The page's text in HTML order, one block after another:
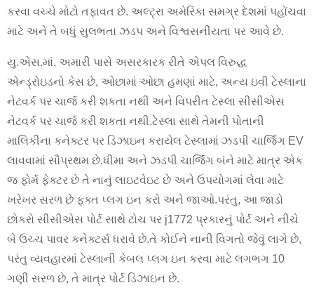
કરવા વચ્ચે મોટો તફાવત છે. અલ્ટ્રા અમેરિકા સમગ્ર દેશમાં પહોંચવા
માટે અને તે બધું સુલભતા ઝડપ અને વિશ્વસનીયતા પર આવે છે.
યુ.એસ.માં, અમારી પાસે અસરકારક રીતે એપલ વિરુદ્ધ
એન્ડ્રોઇડનો કેસ છે, ઓછામાં ઓછા હમણાં માટે, અન્ય ઇવી ટેસ્લાના
નેટવર્ક પર ચાર્જ કરી શકતા નથી અને વિપરીત ટેસ્લા સીસીએસ
નેટવર્ક પર ચાર્જ કરી શકતા નથી.ટેસ્લા સાથે તેમની પોતાની
માલિકીના કનેક્ટર પર ડિઝાઇન કરાયેલ ટેસ્લામાં ઝડપી ચાર્જિંગ EV
લાવવામાં સૌપ્રથમ છે.ધીમા અને ઝડપી ચાર્જિંગ બંને માટે માત્ર એક
જ ફોર્મ ફેક્ટર છે તે નાનું લાઇટવેઇટ છે અને ઉપયોગમાં લેવા માટે
ખરેખર સરળ છે ફક્ત પ્લગ ઇન કરો અને જાઓ.પરંતુ, આ જાડો
છોકરો સીસીએસ પોર્ટ સાથે ટોચ પર j1772 પ્રકારનું પોર્ટ અને નીચે
બે ઉચ્ચ પાવર કનેક્ટર્સ ધરાવે છે.તે કોઈને નાની વિગતો જેવું લાગે છે,
પરંતુ વ્યવહારમાં ટેસ્લાની કેબલ પ્લગ ઇન કરવા માટે લગભગ 10
ગણી સરળ છે, તે માત્ર પોર્ટ ડિઝાઇન છે.